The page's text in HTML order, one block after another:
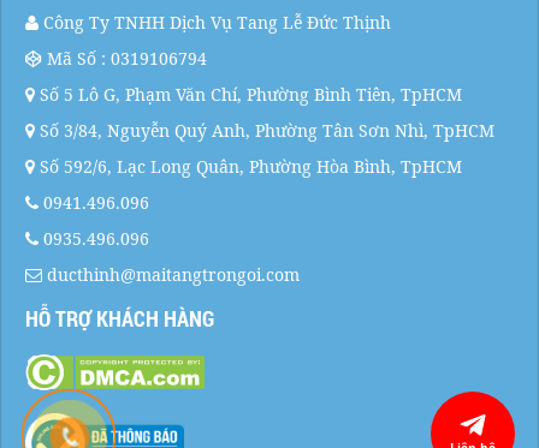
Công Ty TNHH Dịch Vụ Tang Lễ Đức Thịnh
Mã Số : 0319106794
Số 5 Lô G, Phạm Văn Chí, Phường Bình Tiên, TpHCM
Số 3/84, Nguyễn Quý Anh, Phường Tân Sơn Nhì, TpHCM
Số 592/6, Lạc Long Quân, Phường Hòa Bình, TpHCM
0941.496.096
0935.496.096
ducthinh@maitangtrongoi.com
HỖ TRỢ KHÁCH HÀNG